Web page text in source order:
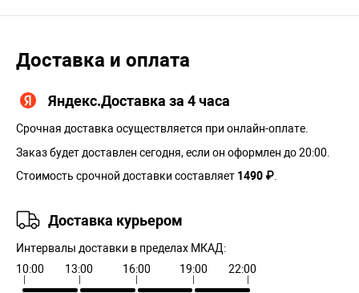
Доставка и оплата
Яндекс.Доставка за 4 часа
Срочная доставка осуществляется при онлайн-оплате.
Заказ будет доставлен сегодня, если он оформлен до 20:00.
Стоимость срочной доставки составляет 1490 ₽
Доставка курьером
Интервалы доставки в пределах МКАД:
10:00
13:00 16:00 19:00 22:00